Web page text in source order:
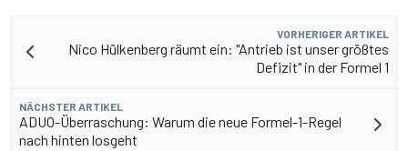
VORHERIGER ARTIKEL
Nico Hülkenberg räumt ein: "Antrieb ist unser größtes
Defizit" in der Formel 1
NÄCHSTER ARTIKEL
ADUO-Überraschung: Warum die neue Formel-1-Regel
nach hinten losgeht